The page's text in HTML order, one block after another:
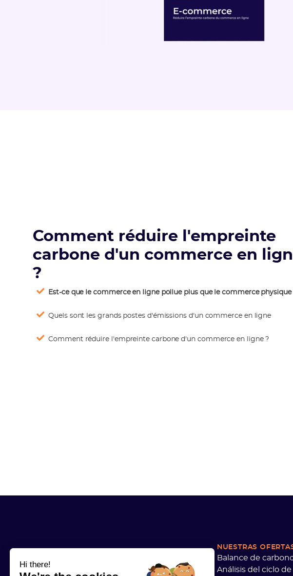
Comment réduire l'empreinte
carbone d'un commerce en
?
Est-ce que le commerce en ligne pollue plus que le commerce physique
Quels sont les grands postes d'émissions d'un commerce en ligne
Comment réduire l'empreinte carbone d'un commerce en ligne ?
NUESTRAS
Balance de
Análisis del ciclo de
Hi there!